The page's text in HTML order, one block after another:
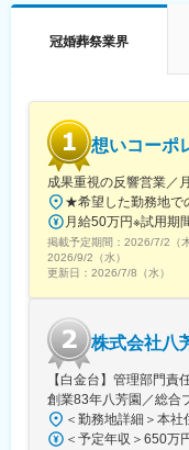
■働き方・福利厚生
・社員寮完備≪UI
全国に拠点がある
ております。その
ずその場に残る選
がなく初任地から
■魅力
◇一顧客一担当制
接客から当日の進
ェディングプラン
◇多様なキャリア
積んでいただいた
画、人事などで活
す。
◇professional
やホテルで高品質
研修の受講や書籍
◇2024年版GPTW
のベストカンパニ
冠婚葬祭業界
想いコーポ
成果重視の反響営業／
掲載予定期間： 2026/7/2（木
2026/9/2（水）
更新日： 2026/7/8（水）
株式会社八
【白金台】管理部門
創業83年八芳園／総合